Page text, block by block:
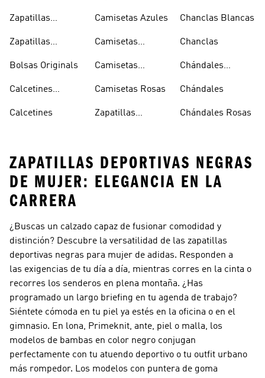
Zapatillas
Zapatillas
Blancas
Bolsas Originals
Calcetines
Blancos
Calcetines
Camisetas Azules
Camisetas
Camisetas
Camisetas Rosas
Zapatillas
Chanclas Blancas
Chanclas
Chándales
Chándales
Chándales Rosas
ZAPATILLAS DEPORTIVAS NEGRAS
DE MUJER: ELEGANCIA EN LA
CARRERA
¿Buscas un calzado capaz de fusionar comodidad y
distinción? Descubre la versatilidad de las zapatillas
deportivas negras para mujer de adidas. Responden a
las exigencias de tu día a día, mientras corres en la cinta o
recorres los senderos en plena montaña. ¿Has
programado un largo briefing en tu agenda de trabajo?
Siéntete cómoda en tu piel ya estés en la oficina o en el
gimnasio. En lona, Primeknit, ante, piel o malla, los
modelos de bambas en color negro conjugan
perfectamente con tu atuendo deportivo o tu outfit urbano
más rompedor. Los modelos con puntera de goma